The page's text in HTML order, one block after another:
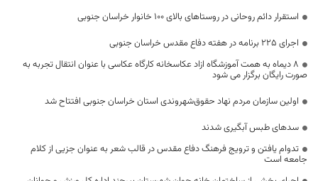
استقرار دائم روحانی در روستا‌های بالای ۱۰۰ خانوار خراسان جنوبی
اجرای ۲۲۵ برنامه در هفته دفاع مقدس خراسان جنوبی
۸ دیماه به همت آموزشگاه ازاد عکاسخانه کارگاه عکاسی با عنوان انتقال تجربه به
صورت رایگان برگزار می شود
اولین سازمان مردم نهاد حقوق‌شهروندی استان خراسان جنوبی افتتاح شد
سدهای طبس آبگیری شدند
تدوام یافتن و ترویج فرهنگ دفاع مقدس در قالب شعر به عنوان جزیی از کلام
جامعه است